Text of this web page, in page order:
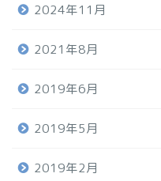
2024年11月
2021年8月
2019年6月
2019年5月
2019年2月